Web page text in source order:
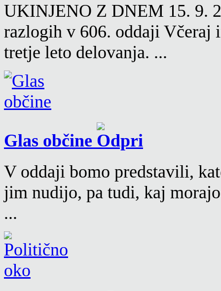
UKINJENO Z DNEM 15. 9.
razlogih v 606. oddaji Včeraj
tretje leto delovanja. ...
Glas občine
V oddaji bomo predstavili,
jim nudijo, pa tudi, kaj
...